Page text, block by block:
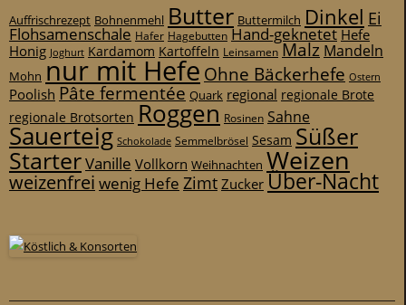
Auffrischrezept Bohnenmehl Butter Buttermilch Dinkel Ei
Flohsamenschale Hafer Hagebutten Hand-geknetet Hefe
Honig Joghurt Kardamom Kartoffeln Leinsamen Malz Mandeln
Mohn nur mit Hefe Ohne Bäckerhefe Ostern
Poolish Pâte fermentée Quark regional regionale Brote
regionale Brotsorten Roggen Rosinen Sahne
Sauerteig Schokolade Semmelbrösel Sesam Süßer
StarterVanille Vollkorn Weihnachten Weizen
weizenfrei wenig Hefe ZimtZuckerÜber-Nacht